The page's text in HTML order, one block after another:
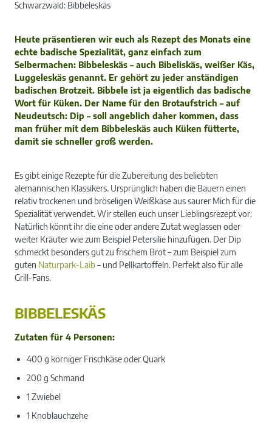
Schwarzwald: Bibbeleskäs
Heute präsentieren wir euch als Rezept des Monats eine
echte badische Spezialität, ganz einfach zum
Selbermachen: Bibbeleskäs – auch Bibeliskäs, weißer Käs,
Luggeleskäs genannt. Er gehört zu jeder anständigen
badischen Brotzeit. Bibbele ist ja eigentlich das badische
Wort für Küken. Der Name für den Brotaufstrich – auf
Neudeutsch: Dip – soll angeblich daher kommen, dass
man früher mit dem Bibbeleskäs auch Küken fütterte,
damit sie schneller groß werden.
Es gibt einige Rezepte für die Zubereitung des beliebten
alemannischen Klassikers. Ursprünglich haben die Bauern einen
relativ trockenen und bröseligen Weißkäse aus saurer Mich für die
Spezialität verwendet. Wir stellen euch unser Lieblingsrezept vor.
Natürlich könnt ihr die eine oder andere Zutat weglassen oder
weiter Kräuter wie zum Beispiel Petersilie hinzufügen. Der Dip
schmeckt besonders gut zu frischem Brot – zum Beispiel zum
guten Naturpark-Laib– und Pellkartoffeln. Perfekt also für alle
Grill-Fans.
BIBBELESKÄS
Zutaten für 4 Personen:
400 g körniger Frischkäse oder Quark
200 g Schmand
1 Zwiebel
1 Knoblauchzehe